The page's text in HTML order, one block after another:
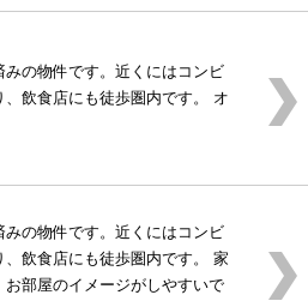
の物件です。近くにはコンビ
飲食店にも徒歩圏内です。 オ
の物件です。近くにはコンビ
飲食店にも徒歩圏内です。 家
部屋のイメージがしやすいで